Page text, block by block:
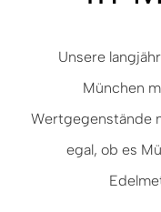
Unsere
München
Wertgegenstände
egal, ob es